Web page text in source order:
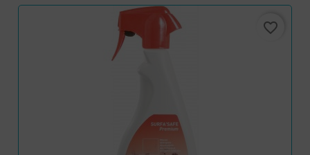
favorite_border